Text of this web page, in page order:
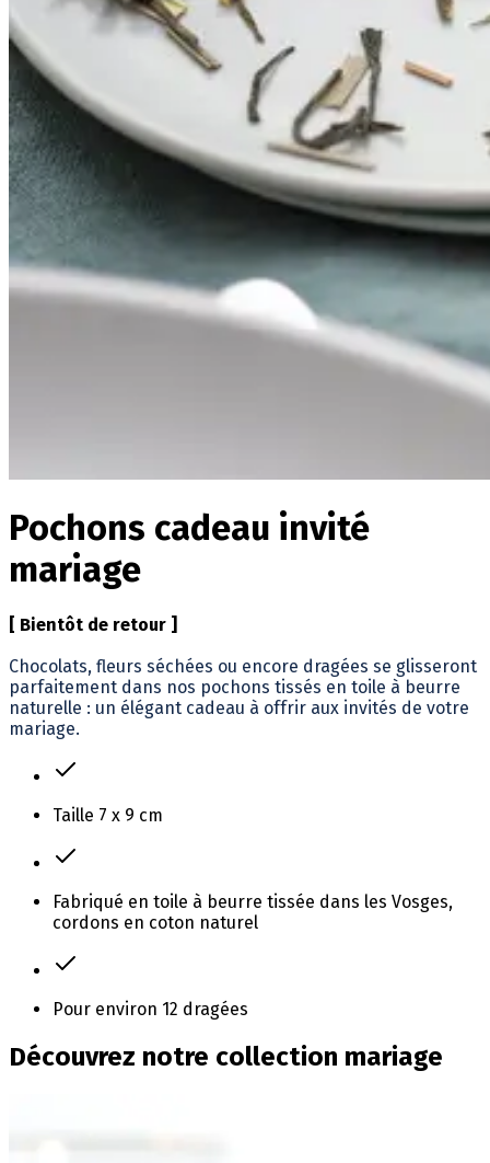
Pochons cadeau invité
mariage
[ Bientôt de retour ]
Chocolats, fleurs séchées ou encore dragées se glisseront
parfaitement dans nos pochons tissés en toile à beurre
naturelle : un élégant cadeau à offrir aux invités de votre
mariage.
Taille 7 x 9 cm
Fabriqué en toile à beurre tissée dans les Vosges,
cordons en coton naturel
Pour environ 12 dragées
Découvrez notre collection mariage